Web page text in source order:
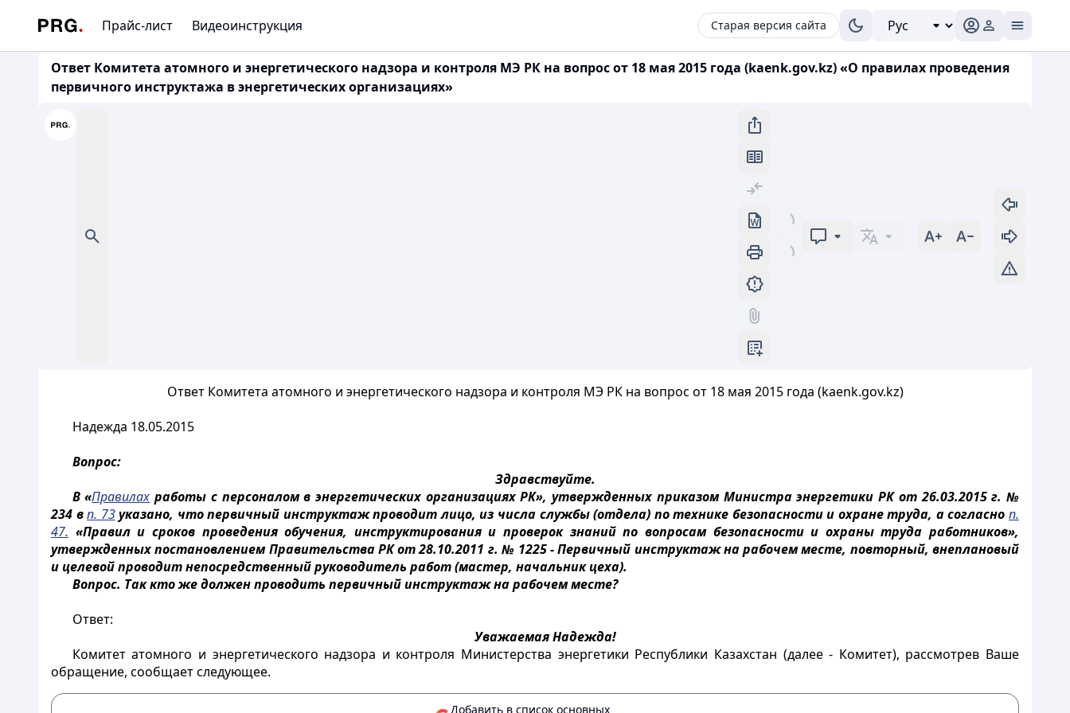
Прайс-лист Видеоинструкция Старая версия сайта
Ответ Комитета атомного и энергетического надзора и контроля МЭ РК на вопрос от 18 мая 2015 года (kaenk.gov.kz) «О правилах проведения
первичного инструктажа в энергетических организациях»
Ответ Комитета атомного и энергетического надзора и контроля МЭ РК на вопрос от 18 мая 2015 года (kaenk.gov.kz)
Надежда 18.05.2015
Вопрос:
Здравствуйте.
В «Правилах работы с персоналом в энергетических организациях РК», утвержденных приказом Министра энергетики РК от 26.03.2015 г. №
234 вп. 73указано, что первичный инструктаж проводит лицо, из числа службы (отдела) по технике безопасности и охране труда, а согласноп.
47. «Правил и сроков проведения обучения, инструктирования и проверок знаний по вопросам безопасности и охраны труда работников»,
утвержденных постановлением Правительства РК от 28.10.2011 г. № 1225 - Первичный инструктаж на рабочем месте, повторный, внеплановый
и целевой проводит непосредственный руководитель работ (мастер, начальник цеха).
Вопрос. Так кто же должен проводить первичный инструктаж на рабочем месте?
Ответ:
Уважаемая Надежда!
Комитет атомного и энергетического надзора и контроля Министерства энергетики Республики Казахстан (далее - Комитет), рассмотрев Ваше
обращение, сообщает следующее.
Добавить в список основных